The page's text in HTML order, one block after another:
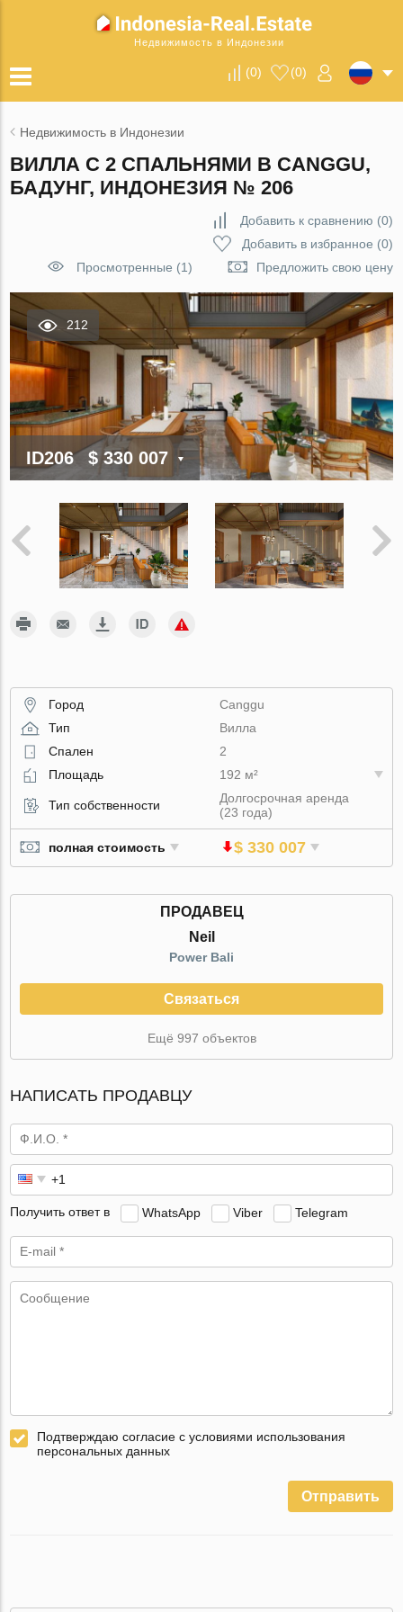
Недвижимость в Индонезии
(0) (0)
Недвижимость в Индонезии
ВИЛЛА С 2 СПАЛЬНЯМИ В CANGGU,
БАДУНГ, ИНДОНЕЗИЯ № 206
Добавить к сравнению (0)
Добавить в избранное (0)
Просмотренные (1)
Предложить свою цену
212
ID206 $ 330 007
Город
Canggu
Тип
Вилла
Спален
2
Площадь
192 м²
Тип собственности
Долгосрочная аренда
(23 года)
полная стоимость $ 330 007
ПРОДАВЕЦ
Neil
Power Bali
Связаться
Ещё 997 объектов
НАПИСАТЬ ПРОДАВЦУ
Получить ответ в WhatsApp Viber Telegram
Подтверждаю согласие с условиями использования
персональных данных
Отправить